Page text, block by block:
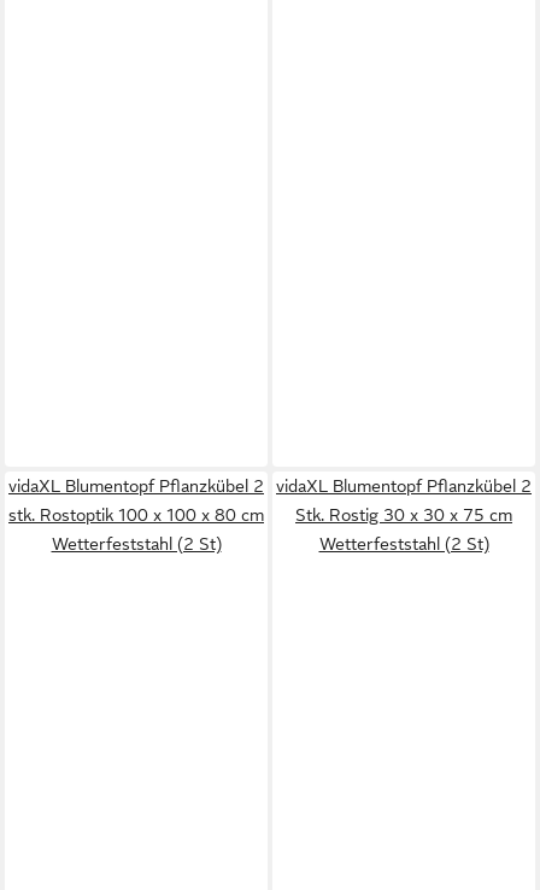
vidaXL Blumentopf Pflanzkübel 2
stk. Rostoptik 100 x 100 x 80 cm
Wetterfeststahl (2 St)
vidaXL Blumentopf Pflanzkübel 2
Stk. Rostig 30 x 30 x 75 cm
Wetterfeststahl (2 St)